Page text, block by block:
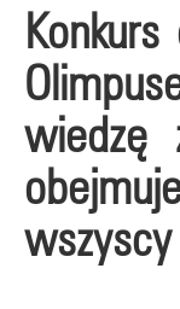
wiedzę